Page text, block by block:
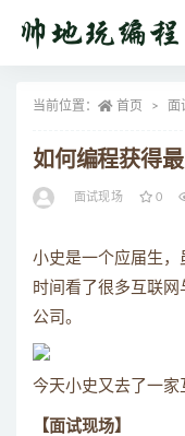
当前位置： 首页 面
如何编程获得
面试现场 0
小史是一个应届生
时间看了很多互联
公司。
今天小史又去了一家
【面试现场】